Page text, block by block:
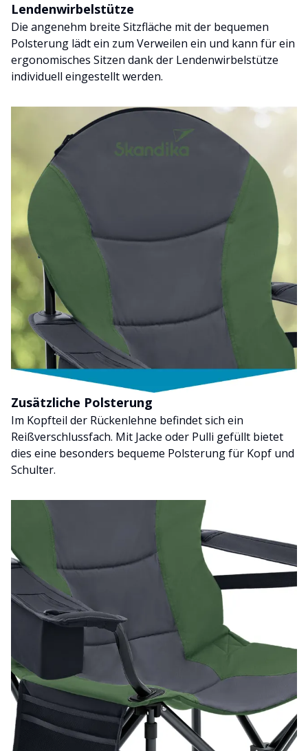
Lendenwirbelstütze
Die angenehm breite Sitzfläche mit der bequemen
Polsterung lädt ein zum Verweilen ein und kann für ein
ergonomisches Sitzen dank der Lendenwirbelstütze
individuell eingestellt werden.
Zusätzliche Polsterung
Im Kopfteil der Rückenlehne befindet sich ein
Reißverschlussfach. Mit Jacke oder Pulli gefüllt bietet
dies eine besonders bequeme Polsterung für Kopf und
Schulter.